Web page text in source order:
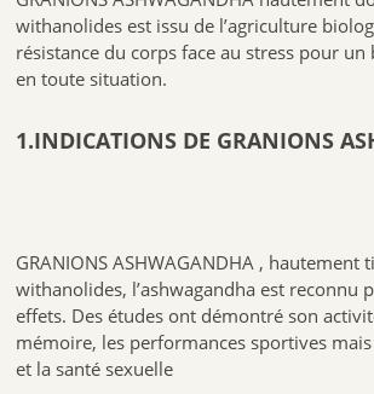
Ne pas dépasser les doses conseillées. Enfin les
le produit se conserve hors de portée des
A conserver à l’abri de la chaleur et de l’humidité.
Bien refermer après ouverture.
A consommer de préférence avant la date
withanolides est issu de l’agriculture
résistance du corps face au stress pour un
en toute situation.
1.INDICATIONS DE GRANIONS
GRANIONS ASHWAGANDHA , hautement
withanolides, l’ashwagandha est reconnu
effets. Des études ont démontré son
mémoire, les performances sportives
et la santé sexuelle